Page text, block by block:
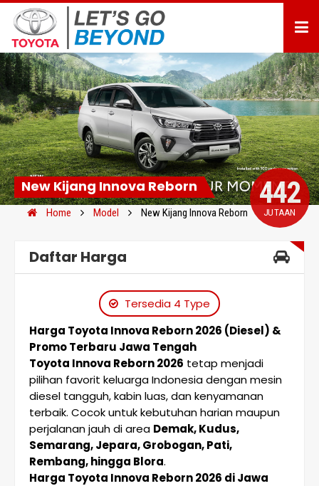
New Kijang Innova Reborn
Home Model New Kijang Innova Reborn
442
JUTAAN
Daftar Harga
Tersedia 4 Type
Harga Toyota Innova Reborn 2026 (Diesel) &
Promo Terbaru Jawa Tengah
Toyota Innova Reborn 2026 tetap menjadi
pilihan favorit keluarga Indonesia dengan mesin
diesel tangguh, kabin luas, dan kenyamanan
terbaik. Cocok untuk kebutuhan harian maupun
perjalanan jauh di area Demak, Kudus,
Semarang, Jepara, Grobogan, Pati,
Rembang, hingga Blora.
Harga Toyota Innova Reborn 2026 di Jawa